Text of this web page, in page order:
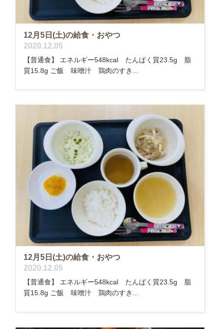
12月5日(土)の給食・おやつ
2020.12.05
【普通食】 エネルギー548kcal たんぱく質23.5g 脂
質15.8g ご飯 味噌汁 鶏肉のすき...
12月5日(土)の給食・おやつ
2020.12.05
【普通食】 エネルギー548kcal たんぱく質23.5g 脂
質15.8g ご飯 味噌汁 鶏肉のすき...